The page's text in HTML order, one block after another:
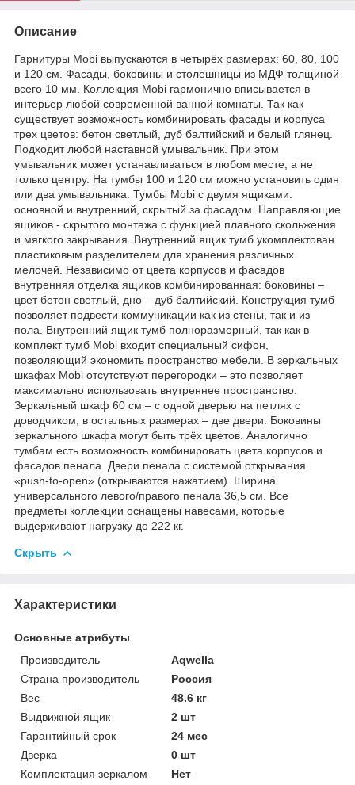
Описание
Гарнитуры Mobi выпускаются в четырёх размерах: 60, 80, 100
и 120 см. Фасады, боковины и столешницы из МДФ толщиной
всего 10 мм. Коллекция Mobi гармонично вписывается в
интерьер любой современной ванной комнаты. Так как
существует возможность комбинировать фасады и корпуса
трех цветов: бетон светлый, дуб балтийский и белый глянец.
Подходит любой наставной умывальник. При этом
умывальник может устанавливаться в любом месте, а не
только центру. На тумбы 100 и 120 см можно установить один
или два умывальника. Тумбы Mobi c двумя ящиками:
основной и внутренний, скрытый за фасадом. Направляющие
ящиков - скрытого монтажа с функцией плавного скольжения
и мягкого закрывания. Внутренний ящик тумб укомплектован
пластиковым разделителем для хранения различных
мелочей. Независимо от цвета корпусов и фасадов
внутренняя отделка ящиков комбинированная: боковины –
цвет бетон светлый, дно – дуб балтийский. Конструкция тумб
позволяет подвести коммуникации как из стены, так и из
пола. Внутренний ящик тумб полноразмерный, так как в
комплект тумб Mobi входит специальный сифон,
позволяющий экономить пространство мебели. В зеркальных
шкафах Mobi отсутствуют перегородки – это позволяет
максимально использовать внутреннее пространство.
Зеркальный шкаф 60 см – с одной дверью на петлях с
доводчиком, в остальных размерах – две двери. Боковины
зеркального шкафа могут быть трёх цветов. Аналогично
тумбам есть возможность комбинировать цвета корпусов и
фасадов пенала. Двери пенала с системой открывания
«push-to-open» (открываются нажатием). Ширина
универсального левого/правого пенала 36,5 см. Все
предметы коллекции оснащены навесами, которые
выдерживают нагрузку до 222 кг.
Скрыть
Характеристики
Основные атрибуты
Производитель
Aqwella
Страна производитель
Россия
Вес
48.6 кг
Выдвижной ящик
2 шт
Гарантийный срок
24 мес
Дверка
0 шт
Комплектация зеркалом
Нет